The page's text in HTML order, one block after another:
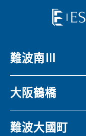
難波南Ⅲ
大阪鶴橋
難波大國町